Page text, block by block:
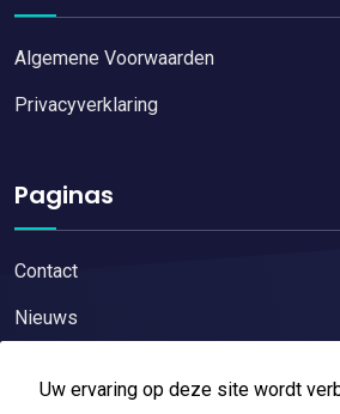
Uw ervaring op deze site wordt
Algemene Voorwaarden
Privacyverklaring
Paginas
Contact
Nieuws